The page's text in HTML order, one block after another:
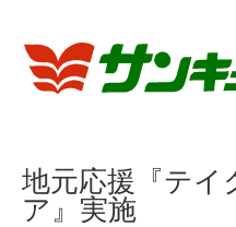
地元応援『テイ
ア』実施